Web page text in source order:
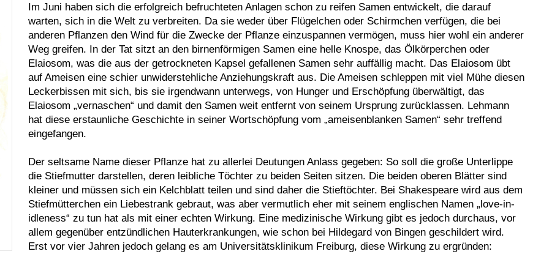
Im Juni haben sich die erfolgreich befruchteten Anlagen schon zu reifen Samen entwickelt, die darauf
warten, sich in die Welt zu verbreiten. Da sie weder über Flügelchenoder Schirmchenverfügen, die bei
anderen Pflanzen den Wind für die Zwecke der Pflanze einzuspannen vermögen, muss hier wohl ein anderer
Weg greifen. In der Tat sitzt an den birnenförmigen Samen eine helle Knospe, das Ölkörperchen oder
Elaiosom, was die aus der getrockneten Kapsel gefallenen Samen sehr auffällig macht. Das Elaiosom übt
auf Ameisen eine schier unwiderstehliche Anziehungskraft aus. Die Ameisen schleppen mit viel Mühe diesen
Leckerbissen mit sich, bis sie irgendwann unterwegs, von Hunger und Erschöpfung überwältigt, das
Elaiosom „vernaschen“ und damit den Samen weit entfernt von seinem Ursprung zurücklassen. Lehmann
hat diese erstaunliche Geschichte in seiner Wortschöpfung vom „ameisenblanken Samen“ sehr treffend
eingefangen.
Der seltsame Name dieser Pflanze hat zu allerlei Deutungen Anlass gegeben: So soll die große Unterlippe
die Stiefmutter darstellen, deren leibliche Töchter zu beiden Seiten sitzen. Die beiden oberen Blätter sind
kleiner und müssen sich ein Kelchblatt teilen und sind daher die Stieftöchter. Bei Shakespeare wird aus dem
Stiefmütterchen ein Liebestrank gebraut, was aber vermutlich eher mit seinem englischen Namen „love-in-
idleness“ zu tun hat als mit einer echten Wirkung. Eine medizinische Wirkung gibt es jedoch durchaus, vor
allem gegenüber entzündlichen Hauterkrankungen, wie schon bei Hildegard von Bingen geschildert wird.
Erst vor vier Jahren jedoch gelang es am Universitätsklinikum Freiburg, diese Wirkung zu ergründen: